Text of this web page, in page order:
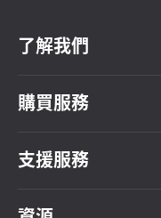
了解我們
購買服務
支援服務